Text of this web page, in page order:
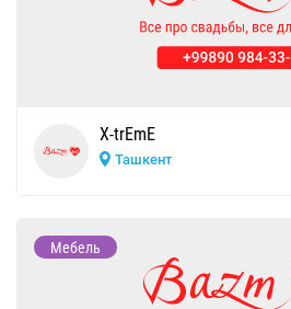
X-trEmE
Ташкент
Мебель